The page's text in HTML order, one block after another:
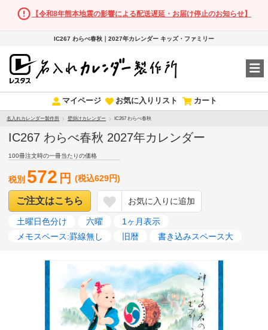
【令和8年熊本地震の影響による配送遅延・お届け停止のお知らせ】
IC267 わらべ春秋｜2027年カレンダー キッズ・ファミリー
マイページ お気に入りリスト カート
名入れカレンダー製作所 壁掛けカレンダー IC267 わらべ春秋
IC267 わらべ春秋 2027年カレンダー
100冊注文時の一冊当たりの価格
税別 572 円 (税込629円)
ご注文はこちら お気に入りに追加
土曜日色分け 六曜
1ヶ月表示
メモスペース:罫線無し
旧暦 書き込みスペース大